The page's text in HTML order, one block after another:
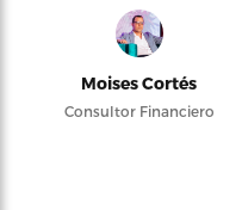
Moises Cortés
Consultor Financiero